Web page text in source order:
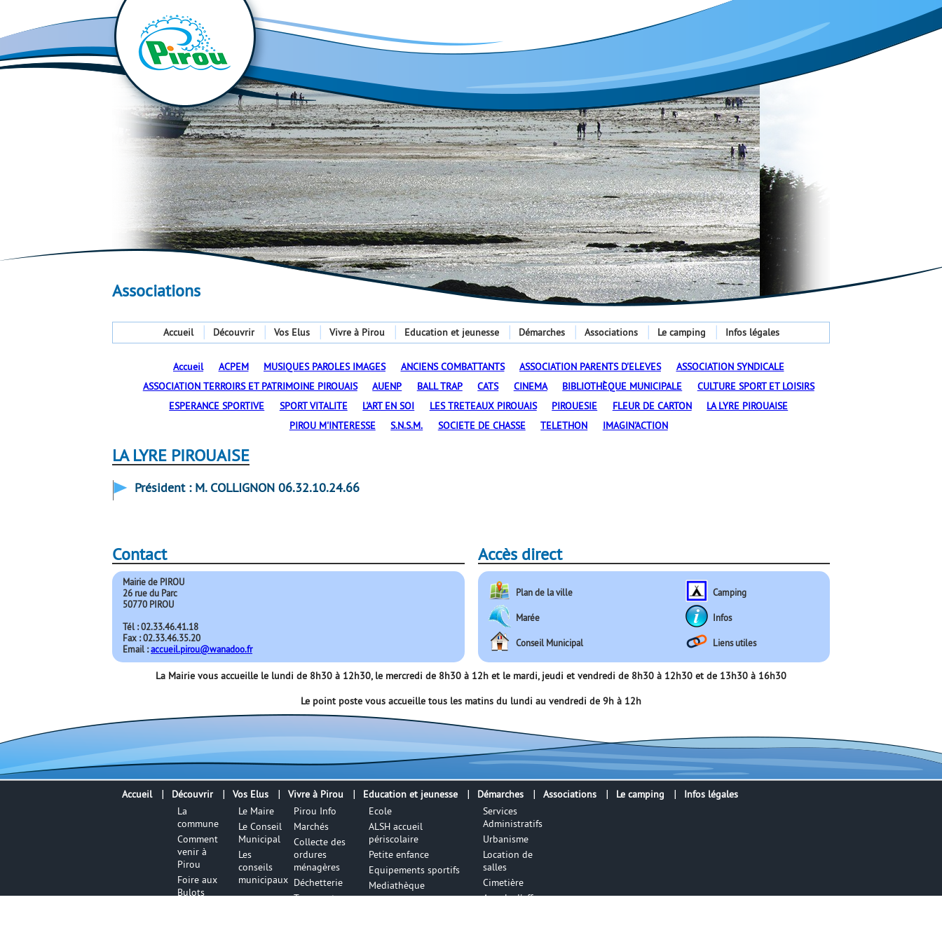
Accueil Découvrir Vos Elus Vivre à Pirou Education et jeunesse Démarches Associations Le camping Infos légales
Associations
Accueil ACPEM MUSIQUES PAROLES IMAGES ANCIENS COMBATTANTS ASSOCIATION PARENTS D'ELEVES
ASSOCIATION SYNDICALE
ASSOCIATION TERROIRS ET PATRIMOINE PIROUAIS
AUENP BALL TRAP CATS CINEMA BIBLIOTHÈQUE MUNICIPALE
CULTURE SPORT ET LOISIRS
ESPERANCE SPORTIVE
SPORT VITALITE L'ART EN SOI LES TRETEAUX PIROUAIS PIROUESIE FLEUR DE CARTON
LA LYRE PIROUAISE
PIROU M'INTERESSE
S.N.S.M. SOCIETE DE CHASSE TELETHON IMAGIN'ACTION
LA LYRE PIROUAISE
Président : M. COLLIGNON 06.32.10.24.66
Contact
Mairie de PIROU
26 rue du Parc
50770 PIROU
Tél : 02.33.46.41.18
Fax : 02.33.46.35.20
Email :accueil.pirou@wanadoo.fr
Accès direct
Plan de la ville Camping
Marée Infos
Conseil Municipal Liens utiles
La Mairie vous accueille le lundi de 8h30 à 12h30, le mercredi de 8h30 à 12h et le mardi, jeudi et vendredi de 8h30 à 12h30 et de 13h30 à 16h30
Le point poste vous accueille tous les matins du lundi au vendredi de 9h à 12h
Accueil
Découvrir
La
commune
Comment
venir à
Pirou
Foire aux
Bulots
Vos Elus
Le Maire
Le Conseil
Municipal
Les
conseils
municipaux
Vivre à Pirou
Pirou Info
Marchés
Collecte des
ordures
ménagères
Déchetterie
Transports
Education et jeunesse
Ecole
ALSH accueil
périscolaire
Petite enfance
Equipements sportifs
Mediathèque
Démarches
Services
Administratifs
Urbanisme
Location de
salles
Cimetière
Appels d'offres
Associations Le camping Infos légales